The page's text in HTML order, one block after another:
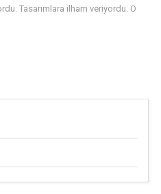
Tasarımlara ilham veriyordu. O